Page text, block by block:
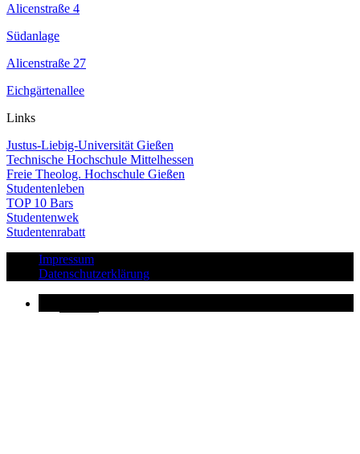
Alicenstraße 4
Südanlage
Alicenstraße 27
Eichgärtenallee
Links
Justus-Liebig-Universität Gießen
Technische Hochschule Mittelhessen
Freie Theolog. Hochschule Gießen
Studentenleben
TOP 10 Bars
Studentenwek
Studentenrabatt
Impressum
Datenschutzerklärung